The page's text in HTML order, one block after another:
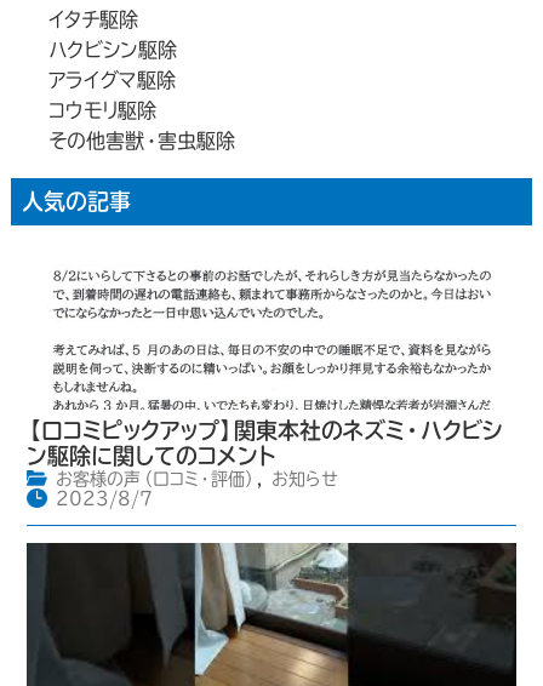
イタチ駆除
ハクビシン駆除
アライグマ駆除
コウモリ駆除
その他害獣・害虫駆除
人気の記事
【口コミピックアップ】関東本社のネズミ・ハクビシ
ン駆除に関してのコメント
お客様の声（口コミ・評価）
お知らせ
2023/8/7